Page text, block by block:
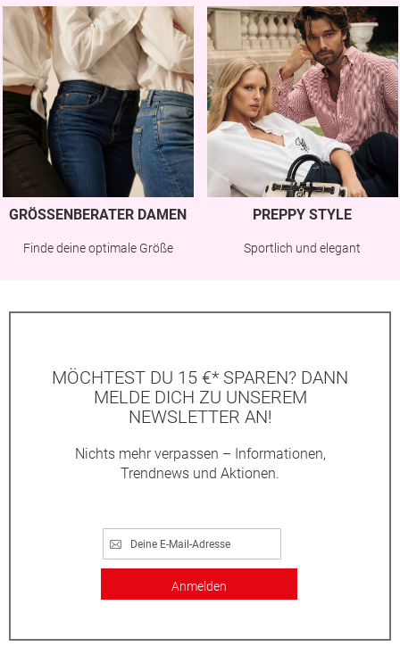
GRÖSSENBERATER DAMEN
Finde deine optimale Größe
PREPPY STYLE
Sportlich und elegant
MÖCHTEST DU 15 €* SPAREN? DANN
MELDE DICH ZU UNSEREM
NEWSLETTER AN!
Nichts mehr verpassen – Informationen,
Trendnews und Aktionen.
Anmelden